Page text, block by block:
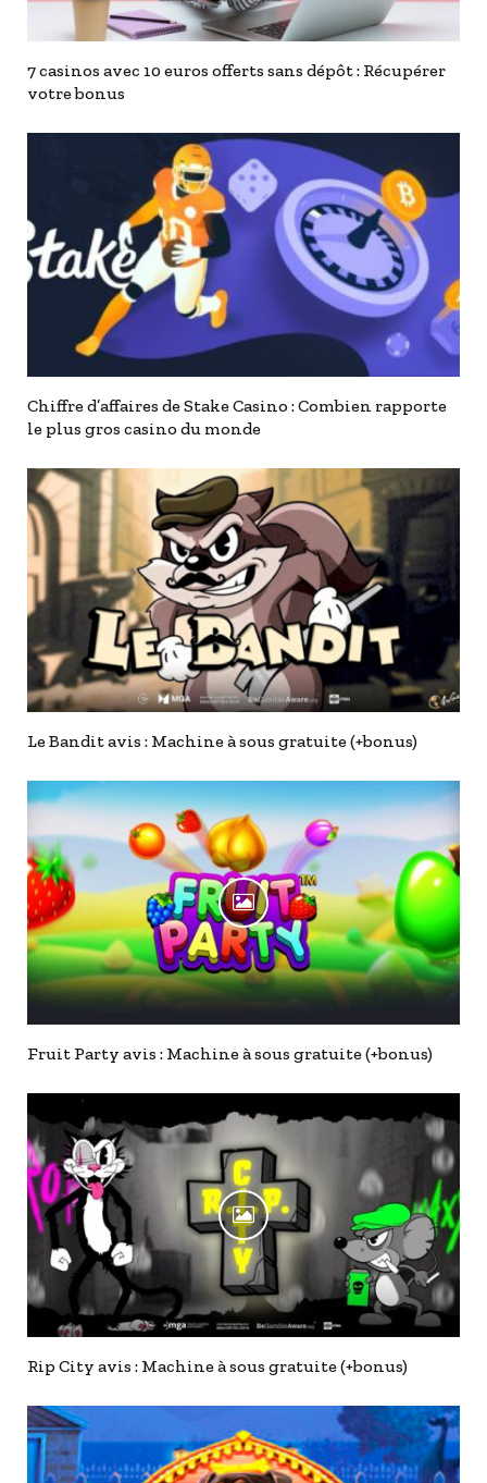
7 casinos avec 10 euros offerts sans dépôt : Récupérer
votre bonus
Chiffre d’affaires de Stake Casino : Combien rapporte
le plus gros casino du monde
Le Bandit avis : Machine à sous gratuite (+bonus)
Fruit Party avis : Machine à sous gratuite (+bonus)
Rip City avis : Machine à sous gratuite (+bonus)